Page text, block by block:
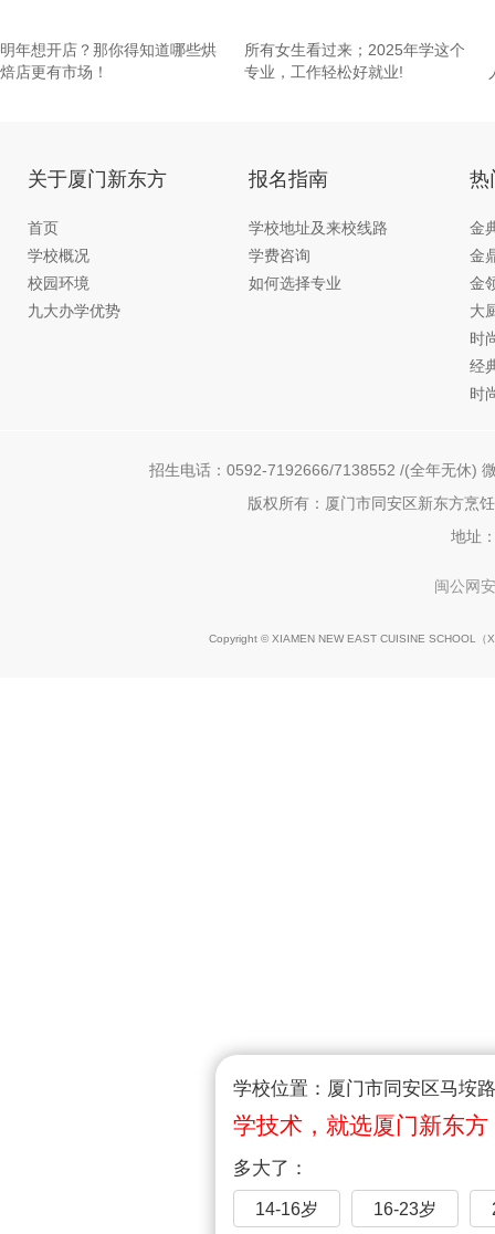
学校位置：厦门市同安区马垵
学技术，就选厦门新东方
多大了：
14-16岁 16-23岁
明年想开店？那你得知道哪些烘
焙店更有市场！
所有女生看过来；2025年学这个
专业，工作轻松好就业!
关于厦门新东方
首页
学校概况
校园环境
九大办学优势
报名指南
学校地址及来校线路
学费咨询
如何选择专业
热
金
金
金
大
时
经
时
招生电话：0592-7192666/7138552 /(全年无休)
版权所有：厦门市同安区新东方烹
地址
闽公网
Copyright © XIAMEN NEW EAST CUISINE SCHOOL（